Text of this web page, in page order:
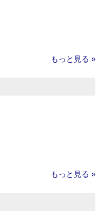
もっと見る »
もっと見る »